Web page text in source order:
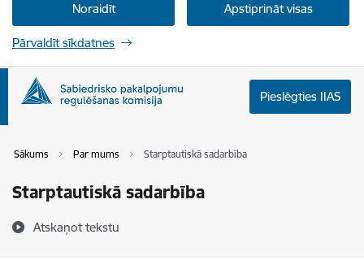
Noraidīt Apstiprināt visas
Pārvaldīt sīkdatnes
Pieslēgties IIAS
Sākums Par mums Starptautiskā sadarbība
Starptautiskā sadarbība
Atskaņot tekstu